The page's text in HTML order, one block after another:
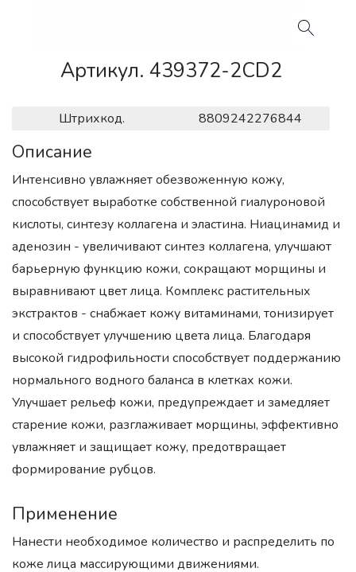
Артикул. 439372-2CD2
Штрихкод. 8809242276844
Описание
Интенсивно увлажняет обезвоженную кожу,
способствует выработке собственной гиалуроновой
кислоты, синтезу коллагена и эластина. Ниацинамид и
аденозин - увеличивают синтез коллагена, улучшают
барьерную функцию кожи, сокращают морщины и
выравнивают цвет лица. Комплекс растительных
экстрактов - снабжает кожу витаминами, тонизирует
и способствует улучшению цвета лица. Благодаря
высокой гидрофильности способствует поддержанию
нормального водного баланса в клетках кожи.
Улучшает рельеф кожи, предупреждает и замедляет
старение кожи, разглаживает морщины, эффективно
увлажняет и защищает кожу, предотвращает
формирование рубцов.
Применение
Нанести необходимое количество и распределить по
коже лица массирующими движениями.